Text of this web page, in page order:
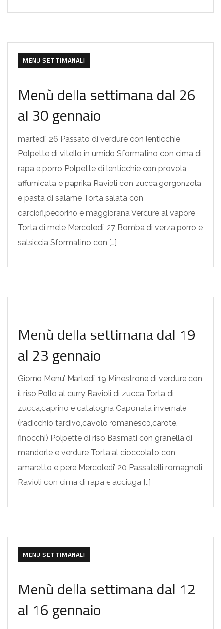
MENU SETTIMANALI
Menù della settimana dal 26
al 30 gennaio
martedi’ 26 Passato di verdure con lenticchie
Polpette di vitello in umido Sformatino con cima di
rapa e porro Polpette di lenticchie con provola
affumicata e paprika Ravioli con zucca,gorgonzola
e pasta di salame Torta salata con
carciofi,pecorino e maggiorana Verdure al vapore
Torta di mele Mercoledi’ 27 Bomba di verza,porro e
salsiccia Sformatino con […]
MENU SETTIMANALI
Menù della settimana dal 19
al 23 gennaio
Giorno Menu’ Martedi’ 19 Minestrone di verdure con
il riso Pollo al curry Ravioli di zucca Torta di
zucca,caprino e catalogna Caponata invernale
(radicchio tardivo,cavolo romanesco,carote,
finocchi) Polpette di riso Basmati con granella di
mandorle e verdure Torta al cioccolato con
amaretto e pere Mercoledi’ 20 Passatelli romagnoli
Ravioli con cima di rapa e acciuga […]
MENU SETTIMANALI
Menù della settimana dal 12
al 16 gennaio